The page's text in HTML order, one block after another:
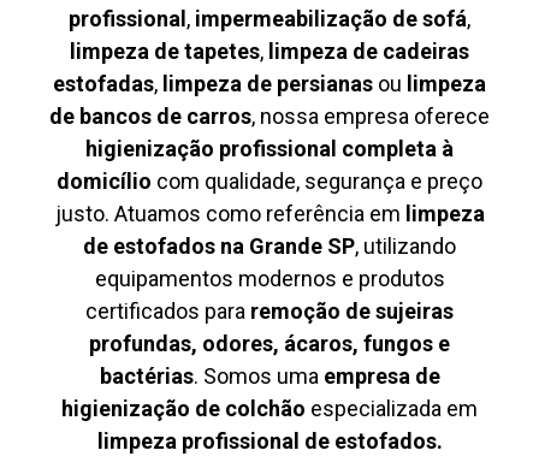
profissional , impermeabilização de sofá,
limpeza de tapetes, limpeza de cadeiras
estofadas, limpeza de persianas ou limpeza
de bancos de carros, nossa empresa oferece
higienização profissional completa à
domicílio com qualidade, segurança e preço
justo. Atuamos como referência em limpeza
de estofados na Grande SP, utilizando
equipamentos modernos e produtos
certificados para remoção de sujeiras
profundas, odores, ácaros, fungos e
bactérias. Somos uma empresa de
higienização de colchão especializada em
limpeza profissional de estofados.